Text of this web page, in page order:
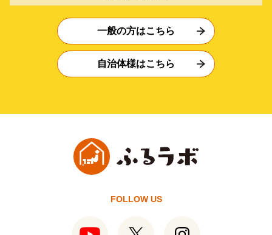
一般の方はこちら
自治体様はこちら
FOLLOW US